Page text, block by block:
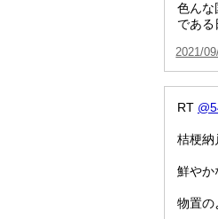
色んな
である
2021/
RT
桔梗納
鮮やか
物置の